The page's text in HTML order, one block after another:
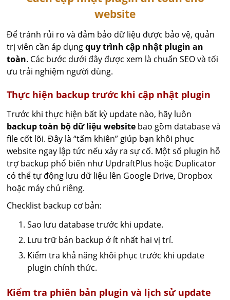
website
Để tránh rủi ro và đảm bảo dữ liệu được bảo vệ, quản
trị viên cần áp dụngquy trình cập nhật plugin an
toàn. Các bước dưới đây được xem là chuẩn SEO và tối
ưu trải nghiệm người dùng.
Thực hiện backup trước khi cập nhật plugin
Trước khi thực hiện bất kỳ update nào, hãy luôn
backup toàn bộ dữ liệu website bao gồm database và
file cốt lõi. Đây là “tấm khiên” giúp bạn khôi phục
website ngay lập tức nếu xảy ra sự cố. Một số plugin hỗ
trợ backup phổ biến như UpdraftPlus hoặc Duplicator
có thể tự động lưu dữ liệu lên Google Drive, Dropbox
hoặc máy chủ riêng.
Checklist backup cơ bản:
Sao lưu database trước khi update.
Lưu trữ bản backup ở ít nhất hai vị trí.
Kiểm tra khả năng khôi phục trước khi update
plugin chính thức.
Kiểm tra phiên bản plugin và lịch sử update